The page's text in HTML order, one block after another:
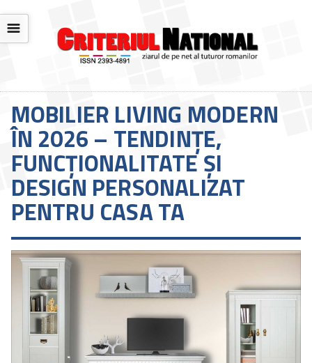
☰
MOBILIER LIVING MODERN
ÎN 2026 – TENDINȚE,
FUNCȚIONALITATE ȘI
DESIGN PERSONALIZAT
PENTRU CASA TA